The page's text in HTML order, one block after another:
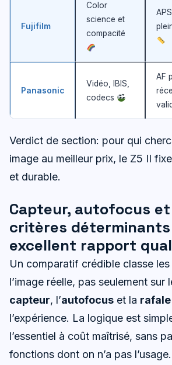
Fujifilm
Color
science et
compacité
Panasonic
Vidéo, IBIS,
codecs
AF
Verdict de section: pour qui
image au meilleur prix, le Z5 II
et durable.
Capteur, autofocus
critères
excellent rapport
Un comparatif crédible classe
l’image réelle, pas seulement sur
capteur, l’autofocus et la rafale
l’expérience. La logique est
l’essentiel à coût maîtrisé, sans
fonctions dont on n’a pas l’usage.